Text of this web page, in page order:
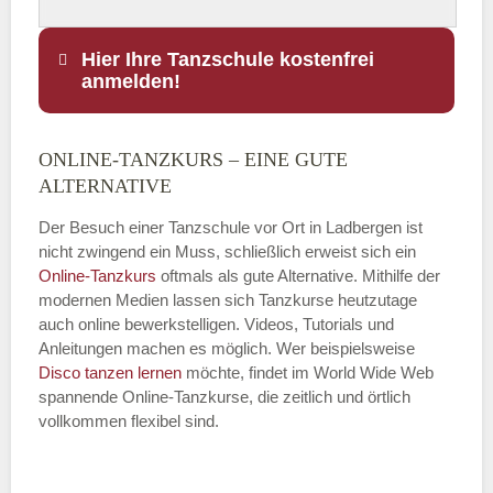
Hier Ihre Tanzschule kostenfrei
anmelden!
Name
E-Mail*
Name der Tanzschule
ONLINE-TANZKURS – EINE GUTE
ALTERNATIVE
Der Besuch einer Tanzschule vor Ort in Ladbergen ist
nicht zwingend ein Muss, schließlich erweist sich ein
Online-Tanzkurs oftmals als gute Alternative. Mithilfe der
modernen Medien lassen sich Tanzkurse heutzutage
auch online bewerkstelligen. Videos, Tutorials und
Anleitungen machen es möglich. Wer beispielsweise
Disco tanzen lernen möchte, findet im World Wide Web
spannende Online-Tanzkurse, die zeitlich und örtlich
vollkommen flexibel sind.